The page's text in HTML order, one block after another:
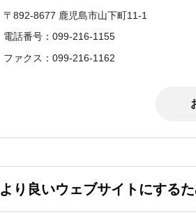
〒892-8677 鹿児島市山下町11-1
電話番号：099-216-1155
ファクス：099-216-1162
より良いウェブサイトにする